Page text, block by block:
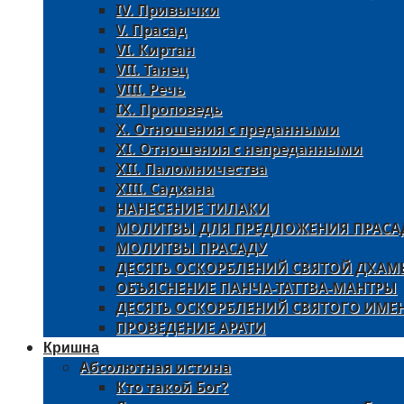
IV. Привычки
V. Прасад
VI. Киртан
VII. Танец
VIII. Речь
IX. Проповедь
X. Отношения с преданными
XI. Oтношения с непреданными
XII. Паломничества
XIII. Садхана
НАНЕСЕНИЕ ТИЛАКИ
МОЛИТВЫ ДЛЯ ПРЕДЛОЖЕНИЯ
МОЛИТВЫ ПРАСАДУ
ДЕСЯТЬ ОСКОРБЛЕНИЙ СВЯТОЙ
ОБЪЯСНЕНИЕ ПАНЧА-ТАТТВА-МАНТРЫ
ДЕСЯТЬ ОСКОРБЛЕНИЙ СВЯТОГО
ПРОВЕДЕНИЕ АРАТИ
Кришна
Абсолютная истина
Кто такой Бог?